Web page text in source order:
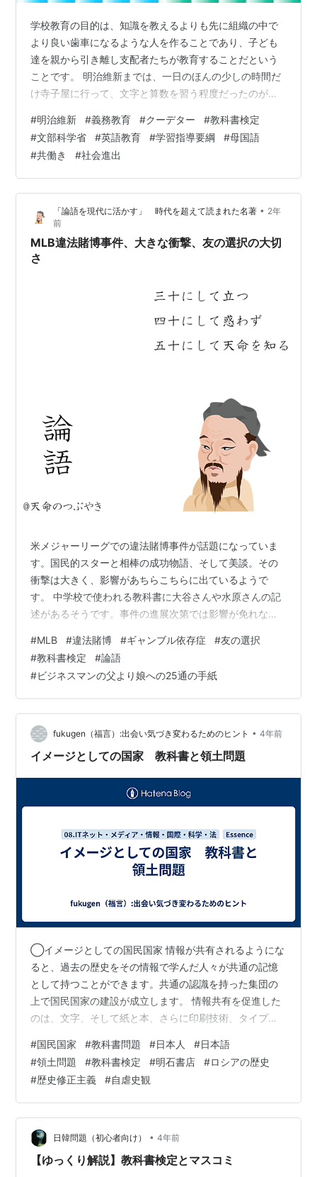
学校教育の目的は、知識を教えるよりも先に組織の中で
より良い歯車になるような人を作ることであり、子ども
達を親から引き離し支配者たちが教育することだという
ことです。 明治維新までは、一日のほんの少しの時間だ
け寺子屋に行って、文字と算数を習う程度だったのが、
義務教育についてはWikipediaに以下のように書いてあり
ます。 義務教育 - Wikipedia 「義務教育（ぎむきょうい
く、英: compulsory education）とは、国が国民に対し
て教育を受ける、受けさせることを義務付けることであ
る[1]。（中略）日本では日本国憲法第26条が国…
#明治維新 #義務教育 #クーデター #教科書検定
#文部科学省 #英語教育 #学習指導要綱 #母国語
#共働き #社会進出
「論語を現代に活かす」 時代を超えて読まれた名著 • 2年
前
MLB違法賭博事件、大きな衝撃、友の選択の大切
さ
米メジャーリーグでの違法賭博事件が話題になっていま
す。国民的スターと相棒の成功物語、そして美談。その
衝撃は大きく、影響があちらこちらに出ているようで
す。 中学校で使われる教科書に大谷さんや水原さんの記
述があるそうです。事件の進展次第では影響が免れない
大谷翔平選手多く登場 QRコード・性の多様性の掲載増
教科書検定 | NHK | 教育 英語の教科書には大谷選手の通
訳を務めた水原一平氏も掲載され、通訳としてだけでな
くチームになじむことや私生活も支える存在だと紹介さ
れています。（出所：NHK） 一方、大谷さんは道徳の
他、国語や地理、家庭分野、英…
#MLB #違法賭博 #ギャンブル依存症 #友の選択
#教科書検定 #論語
#ビジネスマンの父より娘への25通の手紙
fukugen（福言）:出会い気づき変わるためのヒント • 4年前
イメージとしての国家 教科書と領土問題
◯イメージとしての国民国家 情報が共有されるようにな
ると、過去の歴史をその情報で学んだ人々が共通の記憶
として持つことができます。共通の認識を持った集団の
上で国民国家の建設が成立します。 情報共有を促進した
のは、文字、そして紙と本、さらに印刷技術、タイプラ
国家は拡大し、帝国主義と植民地支配、その争奪による
二度の世界大戦を経て、戦勝国の領土不拡大と切り替わ
り、その後、植民地の独立と、20世紀に大きな変遷を遂
げてきました。 ベネディクト・アンダーソンは、国民国
家を「想像の共同体」と呼びました。言語情報のイメー
ジでつくりあげられたからです。吉本隆明の…
#国民国家 #教科書問題 #日本人 #日本語
#領土問題 #教科書検定 #明石書店 #ロシアの歴史
#歴史修正主義 #自虐史観
日韓問題（初心者向け） • 4年前
【ゆっくり解説】教科書検定とマスコミ